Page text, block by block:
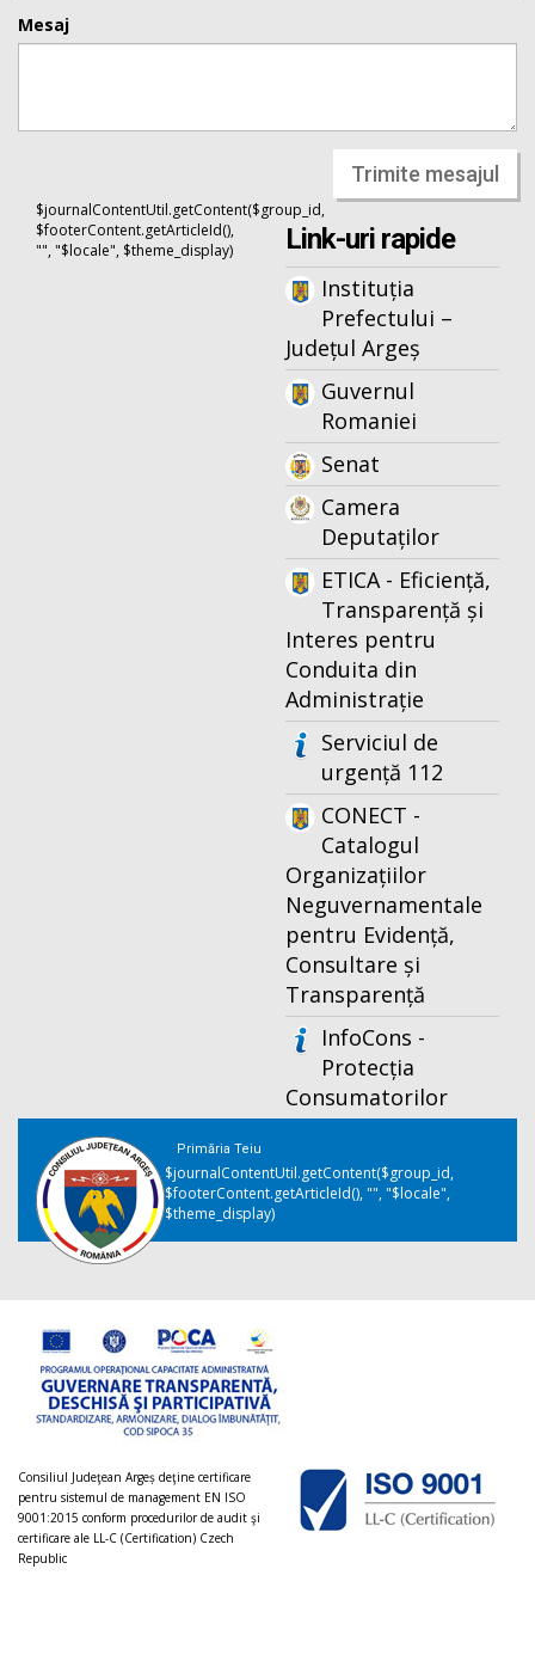
Mesaj
Trimite mesajul
$journalContentUtil.getContent($group_id,
$footerContent.getArticleId(),
"", "$locale", $theme_display)
Link-uri rapide
Instituția
Prefectului –
Județul Argeș
Guvernul
Romaniei
Senat
Camera
Deputaților
ETICA - Eficiență,
Transparență și
Interes pentru
Conduita din
Administrație
Serviciul de
urgență 112
CONECT -
Catalogul
Organizațiilor
Neguvernamentale
pentru Evidență,
Consultare și
Transparență
InfoCons -
Protecția
Consumatorilor
Primăria Teiu
$journalContentUtil.getContent($group_id,
$footerContent.getArticleId(), "", "$locale",
$theme_display)
Consiliul Judeţean Argeș deţine certificare
pentru sistemul de management EN ISO
9001:2015 conform procedurilor de audit şi
certificare ale LL-C (Certification) Czech
Republic